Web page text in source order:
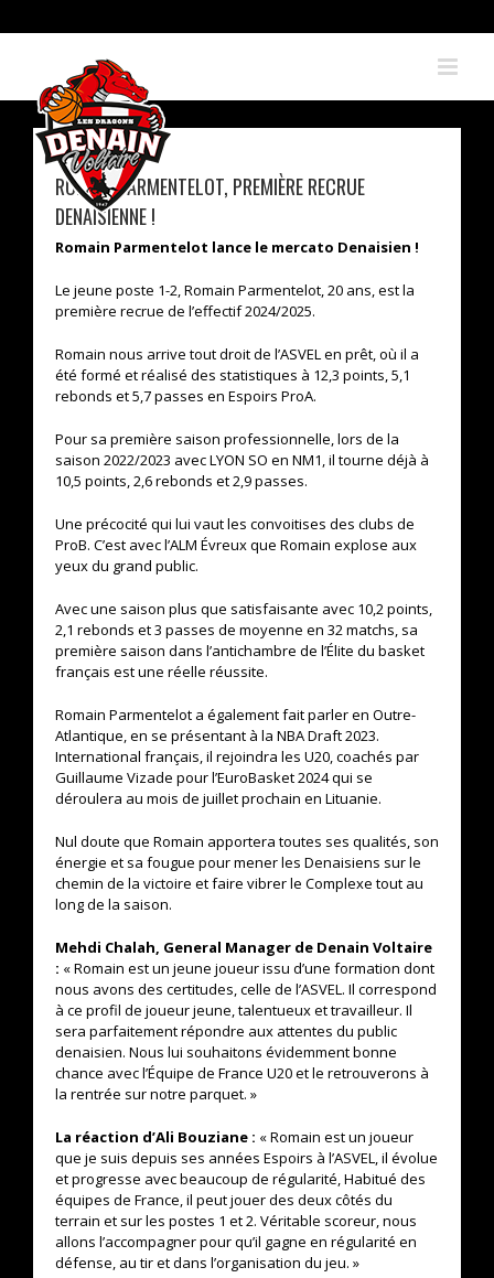
to
ROMAIN PARMENTELOT, PREMIÈRE RECRUE
DENAISIENNE !
Romain Parmentelot lance le mercato Denaisien !
Le jeune poste 1-2, Romain Parmentelot, 20 ans, est la
première recrue de l’effectif 2024/2025.
Romain nous arrive tout droit de l’ASVEL en prêt, où il a
été formé et réalisé des statistiques à 12,3 points, 5,1
rebonds et 5,7 passes en Espoirs ProA.
Pour sa première saison professionnelle, lors de la
saison 2022/2023 avec LYON SO en NM1, il tourne déjà à
10,5 points, 2,6 rebonds et 2,9 passes.
Une précocité qui lui vaut les convoitises des clubs de
ProB. C’est avecl’ALM Évreux que Romain explose aux
yeux du grand public.
Avec une saison plus que satisfaisante avec 10,2 points,
2,1 rebonds et 3 passes de moyenne en 32 matchs, sa
première saison dans l’antichambre de l’Élite du basket
français est une réelle réussite.
Romain Parmentelot a également fait parler en Outre-
Atlantique, en se présentant à la NBA Draft 2023.
International français, il rejoindra les U20, coachés par
Guillaume Vizade pour l’EuroBasket 2024 qui se
déroulera au mois de juillet prochain en Lituanie.
Nul doute que Romain apportera toutes ses qualités, son
énergie et sa fougue pour mener les Denaisiens sur le
chemin de la victoire et faire vibrer le Complexe tout au
long de la saison.
Mehdi Chalah, General Manager de Denain Voltaire
: « Romain est un jeune joueur issu d’une formation dont
nous avons des certitudes, celle de l’ASVEL. Il correspond
à ce profil de joueur jeune, talentueux et travailleur. Il
sera parfaitement répondre aux attentes du public
denaisien. Nous lui souhaitons évidemment bonne
chance avec l’Équipe de France U20 et le retrouverons à
la rentrée sur notre parquet. »
La réaction d’Ali Bouziane : « Romain est un joueur
que je suis depuis ses années Espoirs à l’ASVEL, il évolue
et progresse avec beaucoup de régularité, Habitué des
équipes de France, il peut jouer des deux côtés du
terrain et sur les postes 1 et 2. Véritable scoreur, nous
allons l’accompagner pour qu’il gagne en régularité en
défense, au tir et dans l’organisation du jeu. »